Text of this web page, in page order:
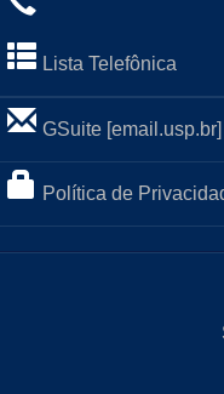
Lista Telefônica
GSuite [email.usp.br]
Política de